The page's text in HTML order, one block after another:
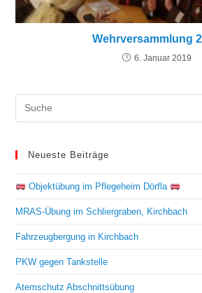
Wehrversammlung
6. Januar 2019
Neueste Beiträge
Objektübung im Pflegeheim Dörfla
MRAS-Übung im Schliergraben, Kirchbach
Fahrzeugbergung in Kirchbach
PKW gegen Tankstelle
Atemschutz Abschnittsübung